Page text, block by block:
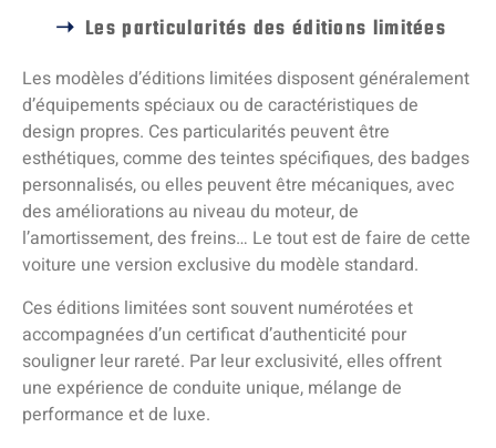
Les particularités des éditions limitées
Les modèles d’éditions limitées disposent généralement
d’équipements spéciaux ou de caractéristiques de
design propres. Ces particularités peuvent être
esthétiques, comme des teintes spécifiques, des badges
personnalisés, ou elles peuvent être mécaniques, avec
des améliorations au niveau du moteur, de
l’amortissement, des freins… Le tout est de faire de cette
voiture une version exclusive du modèle standard.
Ces éditions limitées sont souvent numérotées et
accompagnées d’un certificat d’authenticité pour
souligner leur rareté. Par leur exclusivité, elles offrent
une expérience de conduite unique, mélange de
performance et de luxe.